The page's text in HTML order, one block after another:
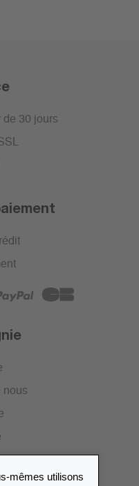
de 30 jours
nous
mêmes utilisons